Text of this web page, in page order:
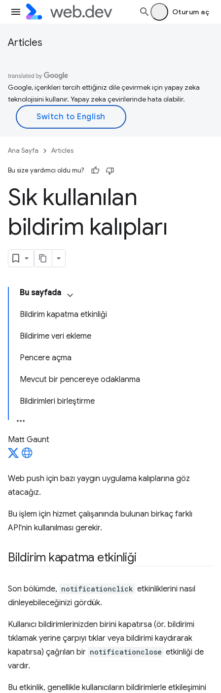
Oturum aç
Articles
Google, içerikleri tercih ettiğiniz dile çevirmek için yapay zeka
teknolojisini kullanır. Yapay zeka çevirilerinde hata olabilir.
Ana Sayfa Articles
Bu size yardımcı oldu mu?
Sık kullanılan
bildirim kalıpları
Bu sayfada
Bildirim kapatma etkinliği
Bildirime veri ekleme
Pencere açma
Mevcut bir pencereye odaklanma
Bildirimleri birleştirme
Matt Gaunt
Web push için bazı yaygın uygulama kalıplarına göz
atacağız.
Bu işlem için hizmet çalışanında bulunan birkaç farklı
API'nin kullanılması gerekir.
Bildirim kapatma etkinliği
Son bölümde, notificationclick etkinliklerini nasıl
dinleyebileceğinizi gördük.
Kullanıcı bildirimlerinizden birini kapatırsa (ör. bildirimi
tıklamak yerine çarpıyı tıklar veya bildirimi kaydırarak
kapatırsa) çağrılan bir notificationclose etkinliği de
vardır.
Bu etkinlik, genellikle kullanıcıların bildirimlerle etkileşimini